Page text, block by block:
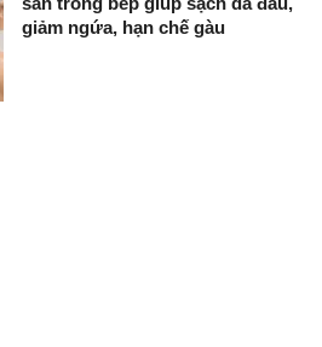
giảm ngứa, hạn chế gàu